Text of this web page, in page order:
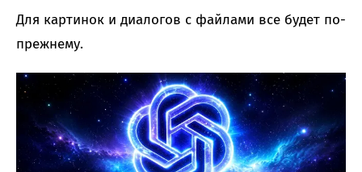
Для картинок и диалогов с файлами все будет по-
прежнему.